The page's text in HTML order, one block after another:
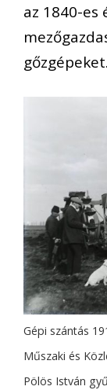
az 1840-
gőzgépeket.
Gépi szántás
Műszaki és
Pölös István